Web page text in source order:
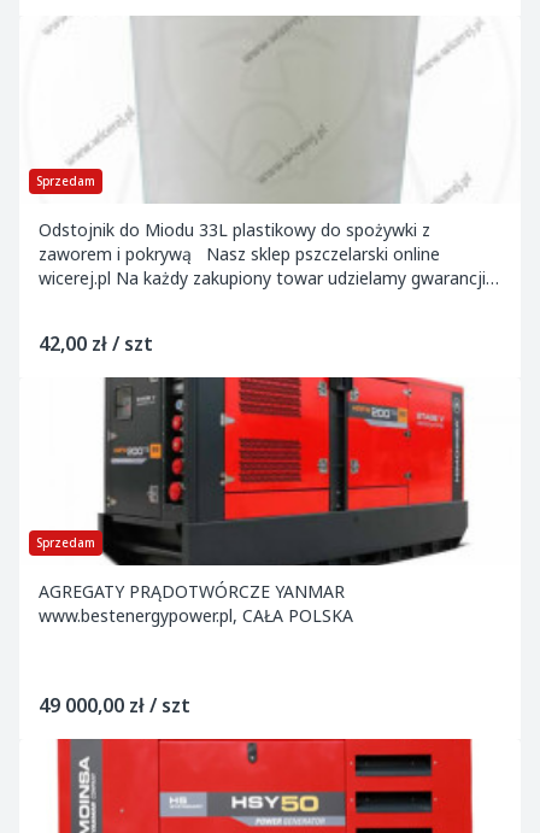
Sprzedam
Odstojnik do Miodu 33L plastikowy do spożywki z
zaworem i pokrywą Nasz sklep pszczelarski online
wicerej.pl Na każdy zakupiony towar udzielamy gwarancji.
42,00 zł / szt
Sprzedam
AGREGATY PRĄDOTWÓRCZE YANMAR
www.bestenergypower.pl, CAŁA POLSKA
49 000,00 zł / szt